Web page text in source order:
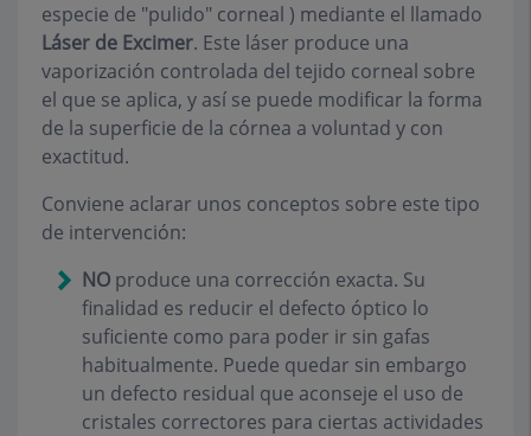
especie de "pulido" corneal ) mediante el llamado
Láser de Excimer. Este láser produce una
vaporización controlada del tejido corneal sobre
el que se aplica, y así se puede modificar la forma
de la superficie de la córnea a voluntad y con
exactitud.
Conviene aclarar unos conceptos sobre este tipo
de intervención:
NO produce una corrección exacta. Su
finalidad es reducir el defecto óptico lo
suficiente como para poder ir sin gafas
habitualmente. Puede quedar sin embargo
un defecto residual que aconseje el uso de
cristales correctores para ciertas actividades